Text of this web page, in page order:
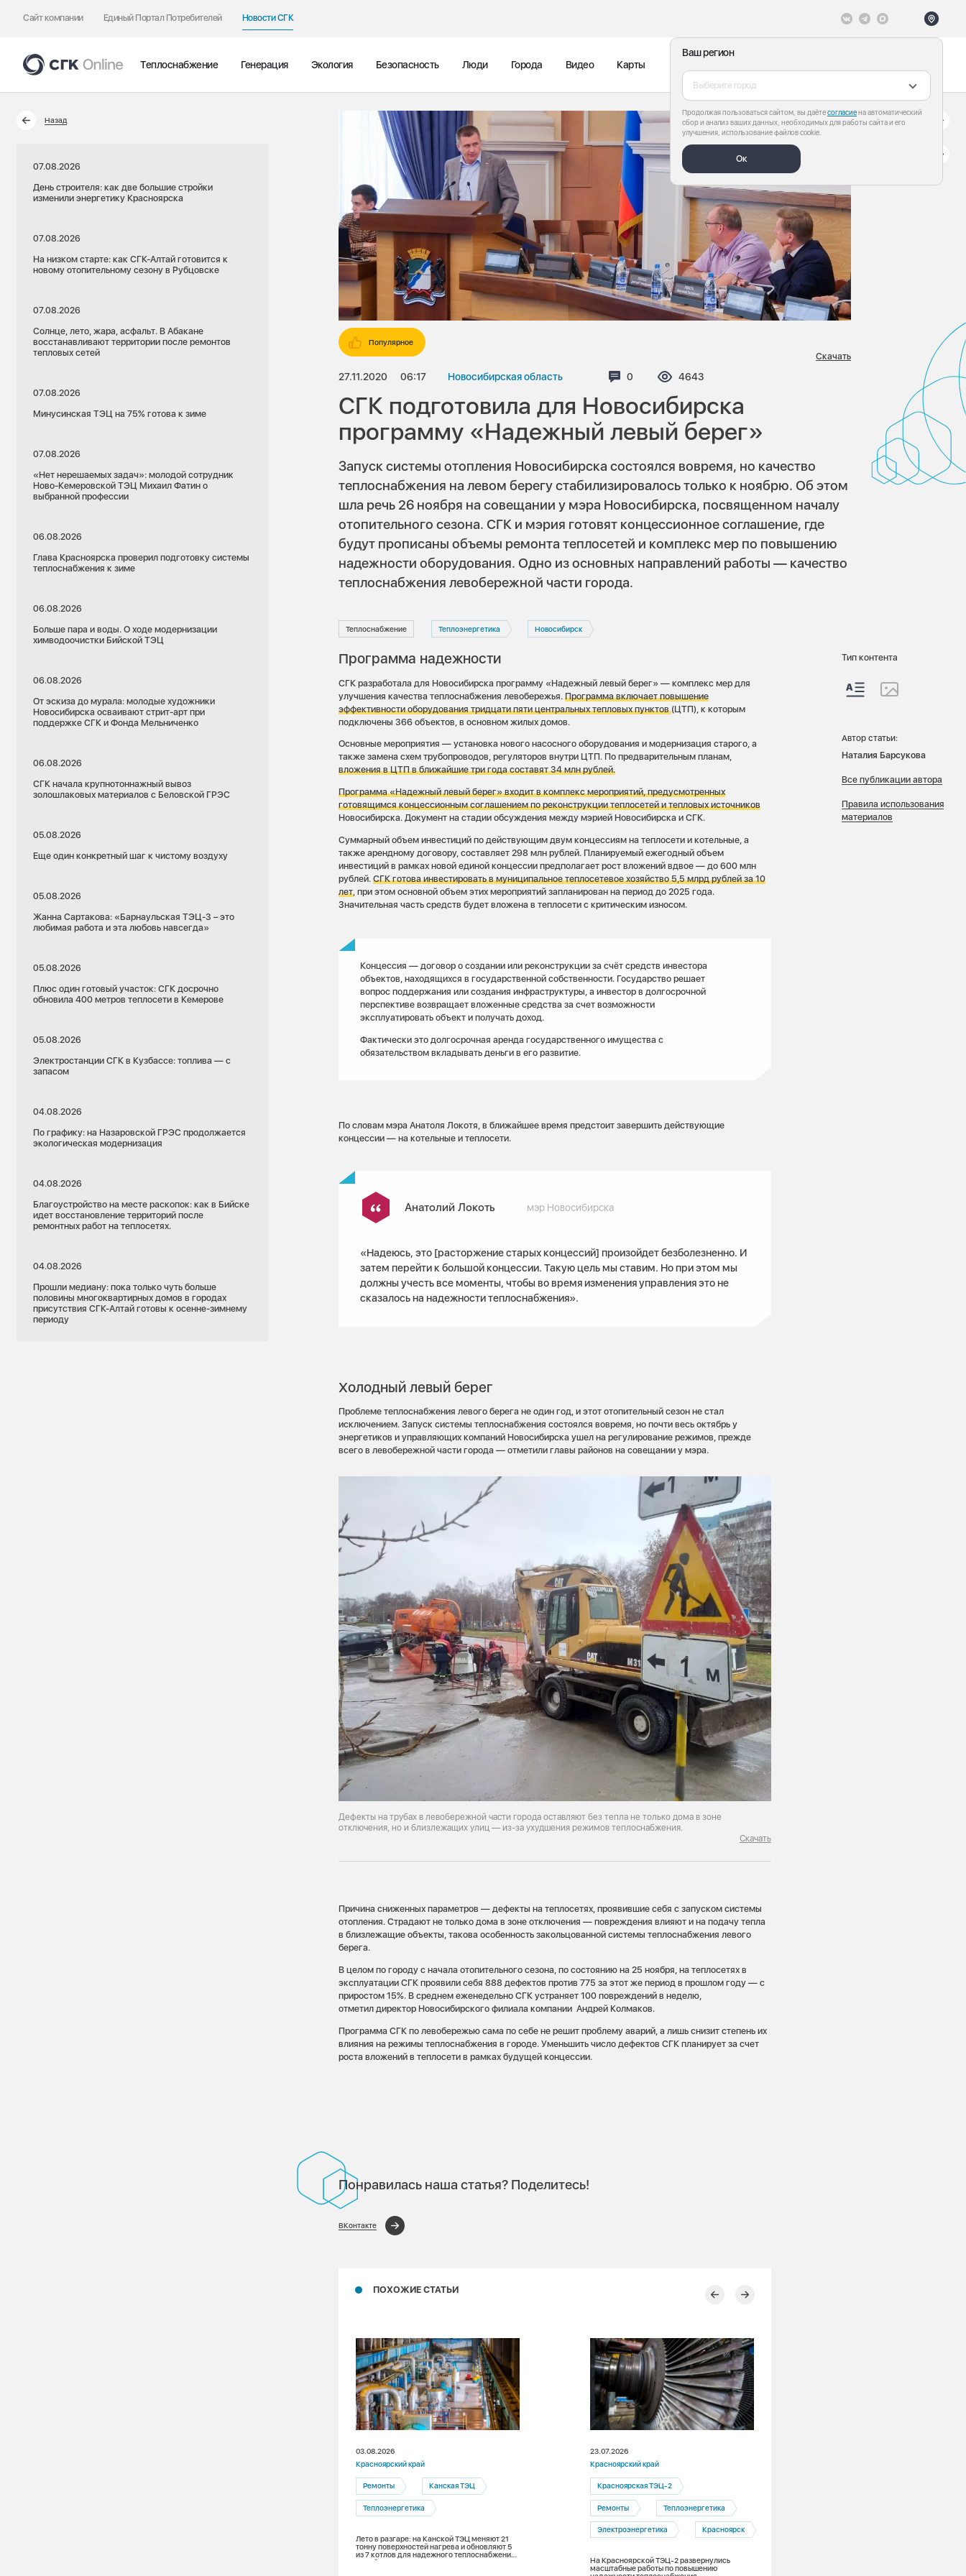
Сайт компании Единый Портал Потребителей Новости СГК
Ваш регион
Выберите город
Продолжая пользоваться сайтом, вы даётесогласиена автоматический
сбор и анализ ваших данных, необходимых для работы сайта и его
улучшения, использование файлов cookie.
Ок
Теплоснабжение Генерация Экология Безопасность Люди Города Видео Карты
Назад
07.08.2026
День строителя: как две большие стройки
изменили энергетику Красноярска
07.08.2026
На низком старте: как СГК-Алтай готовится к
новому отопительному сезону в Рубцовске
07.08.2026
Солнце, лето, жара, асфальт. В Абакане
восстанавливают территории после ремонтов
тепловых сетей
07.08.2026
Минусинская ТЭЦ на 75% готова к зиме
07.08.2026
«Нет нерешаемых задач»: молодой сотрудник
Ново-Кемеровской ТЭЦ Михаил Фатин о
выбранной профессии
06.08.2026
Глава Красноярска проверил подготовку системы
теплоснабжения к зиме
06.08.2026
Больше пара и воды. О ходе модернизации
химводоочистки Бийской ТЭЦ
06.08.2026
От эскиза до мурала: молодые художники
Новосибирска осваивают стрит-арт при
поддержке СГК и Фонда Мельниченко
06.08.2026
СГК начала крупнотоннажный вывоз
золошлаковых материалов с Беловской ГРЭС
05.08.2026
Еще один конкретный шаг к чистому воздуху
05.08.2026
Жанна Сартакова: «Барнаульская ТЭЦ-3 – это
любимая работа и эта любовь навсегда»
05.08.2026
Плюс один готовый участок: СГК досрочно
обновила 400 метров теплосети в Кемерове
05.08.2026
Электростанции СГК в Кузбассе: топлива — с
запасом
04.08.2026
По графику: на Назаровской ГРЭС продолжается
экологическая модернизация
04.08.2026
Благоустройство на месте раскопок: как в Бийске
идет восстановление территорий после
ремонтных работ на теплосетях.
04.08.2026
Прошли медиану: пока только чуть больше
половины многоквартирных домов в городах
присутствия СГК-Алтай готовы к осенне-зимнему
периоду
Популярное
27.11.2020 06:17 Новосибирская область Комментариев:
0 Просмотров:
4643
Скачать
СГК подготовила для Новосибирска
программу «Надежный левый берег»
Запуск системы отопления Новосибирска состоялся вовремя, но качество
теплоснабжения на левом берегу стабилизировалось только к ноябрю. Об этом
шла речь 26 ноября на совещании у мэра Новосибирска, посвященном началу
отопительного сезона. СГК и мэрия готовят концессионное соглашение, где
будут прописаны объемы ремонта теплосетей и комплекс мер по повышению
надежности оборудования. Одно из основных направлений работы — качество
теплоснабжения левобережной части города.
Теплоснабжение Теплоэнергетика Новосибирск
Программа надежности
СГК разработала для Новосибирска программу «Надежный левый берег» — комплекс мер для
улучшения качества теплоснабжения левобережья.Программа включает повышение
эффективности оборудования тридцати пяти центральных тепловых пунктов(ЦТП), к которым
подключены 366 объектов, в основном жилых домов.
Основные мероприятия — установка нового насосного оборудования и модернизация старого, а
также замена схем трубопроводов, регуляторов внутри ЦТП. По предварительным планам,
вложения в ЦТП в ближайшие три года составят 34 млн рублей.
Программа «Надежный левый берег» входит в комплекс мероприятий, предусмотренных
готовящимся концессионным соглашением по реконструкции теплосетей и тепловых источников
Новосибирска. Документ на стадии обсуждения между мэрией Новосибирска и СГК.
Суммарный объем инвестиций по действующим двум концессиям на теплосети и котельные, а
также арендному договору, составляет 298 млн рублей. Планируемый ежегодный объем
инвестиций в рамках новой единой концессии предполагает рост вложений вдвое — до 600 млн
рублей.СГК готова инвестировать в муниципальное теплосетевое хозяйство 5,5 млрд рублей за 10
лет , при этом основной объем этих мероприятий запланирован на период до 2025 года.
Значительная часть средств будет вложена в теплосети с критическим износом.
Концессия — договор о создании или реконструкции за счёт средств инвестора
объектов, находящихся в государственной собственности. Государство решает
вопрос поддержания или создания инфраструктуры, а инвестор в долгосрочной
перспективе возвращает вложенные средства за счет возможности
эксплуатировать объект и получать доход.
Фактически это долгосрочная аренда государственного имущества с
обязательством вкладывать деньги в его развитие.
По словам мэра Анатоля Локотя, в ближайшее время предстоит завершить действующие
концессии — на котельные и теплосети.
Анатолий Локоть мэр Новосибирска
«Надеюсь, это [расторжение старых концессий] произойдет безболезненно. И
затем перейти к большой концессии. Такую цель мы ставим. Но при этом мы
должны учесть все моменты, чтобы во время изменения управления это не
сказалось на надежности теплоснабжения».
Холодный левый берег
Проблеме теплоснабжения левого берега не один год, и этот отопительный сезон не стал
исключением. Запуск системы теплоснабжения состоялся вовремя, но почти весь октябрь у
энергетиков и управляющих компаний Новосибирска ушел на регулирование режимов, прежде
всего в левобережной части города — отметили главы районов на совещании у мэра.
Дефекты на трубах в левобережной части города оставляют без тепла не только дома в зоне
отключения, но и близлежащих улиц — из-за ухудшения режимов теплоснабжения.
Скачать
Причина сниженных параметров — дефекты на теплосетях, проявившие себя с запуском системы
отопления. Страдают не только дома в зоне отключения — повреждения влияют и на подачу тепла
в близлежащие объекты, такова особенность закольцованной системы теплоснабжения левого
берега.
В целом по городу с начала отопительного сезона, по состоянию на 25 ноября, на теплосетях в
эксплуатации СГК проявили себя 888 дефектов против 775 за этот же период в прошлом году — с
приростом 15%. В среднем еженедельно СГК устраняет 100 повреждений в неделю,
отметил директор Новосибирского филиала компании Андрей Колмаков.
Программа СГК по левобережью сама по себе не решит проблему аварий, а лишь снизит степень их
влияния на режимы теплоснабжения в городе. Уменьшить число дефектов СГК планирует за счет
роста вложений в теплосети в рамках будущей концессии.
Понравилась наша статья? Поделитесь!
ВКонтакте
ПОХОЖИЕ СТАТЬИ
03.08.2026
Красноярский край
Ремонты Канская ТЭЦ
Теплоэнергетика
Лето в разгаре: на Канской ТЭЦ меняют 21
тонну поверхностей нагрева и обновляют 5
из 7 котлов для надежного теплоснабжения
зимой
23.07.2026
Красноярский край
Красноярская ТЭЦ-2
Ремонты Теплоэнергетика
Электроэнергетика Красноярск
На Красноярской ТЭЦ-2 развернулись
масштабные работы по повышению
Тип контента
Автор статьи:
Наталия Барсукова
Все публикации автора
Правила использования
материалов